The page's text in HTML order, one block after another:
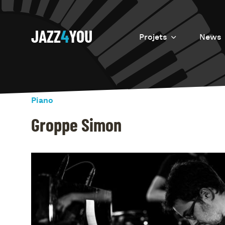
JAZZ4YOU Projets
Introduction
Resurrection
News
Piano
Groppe Simon